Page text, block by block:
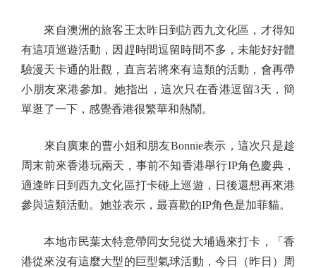
來自澳洲的旅客王太昨日到訪西九文化區，才得知
有這項巡遊活動，因趕時間逗留時間不多，未能好好體
驗漫天卡通的壯觀，直言若將來有這類的活動，會再帶
小朋友來港參加。她指出，這次只在香港逗留3天，簡
單逛了一下，感覺香港很繁華和熱鬧。
來自廣東的曹小姐和朋友Bonnie表示，這次只是趁
周末前來香港玩兩天，事前不知香港舉行IP角色慶典，
適逢昨日到西九文化區打卡碰上巡遊，日後還想再來港
參與這類活動。她並表示，最喜歡的IP角色是加菲貓。
本地市民葉太特意帶同女兒從大埔過來打卡，「香
港從來沒有這麼大型的巨型氣球活動，今日（昨日）周